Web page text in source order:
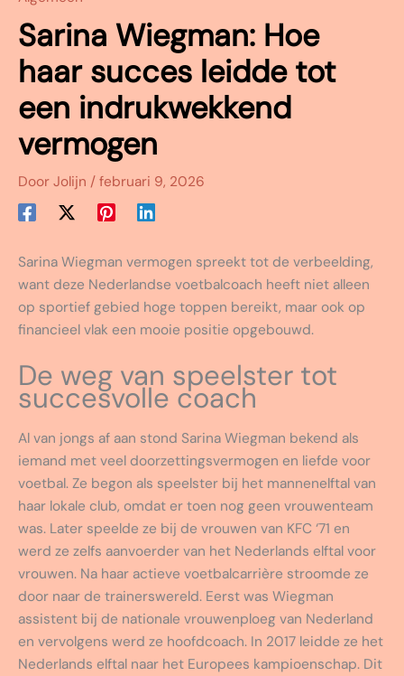
Sarina Wiegman: Hoe
haar succes leidde tot
een indrukwekkend
vermogen
Door Jolijn / februari 9, 2026
Sarina Wiegman vermogen spreekt tot de verbeelding,
want deze Nederlandse voetbalcoach heeft niet alleen
op sportief gebied hoge toppen bereikt, maar ook op
financieel vlak een mooie positie opgebouwd.
De weg van speelster tot
succesvolle coach
Al van jongs af aan stond Sarina Wiegman bekend als
iemand met veel doorzettingsvermogen en liefde voor
voetbal. Ze begon als speelster bij het mannenelftal van
haar lokale club, omdat er toen nog geen vrouwenteam
was. Later speelde ze bij de vrouwen van KFC ‘71 en
werd ze zelfs aanvoerder van het Nederlands elftal voor
vrouwen. Na haar actieve voetbalcarrière stroomde ze
door naar de trainerswereld. Eerst was Wiegman
assistent bij de nationale vrouwenploeg van Nederland
en vervolgens werd ze hoofdcoach. In 2017 leidde ze het
Nederlands elftal naar het Europees kampioenschap. Dit